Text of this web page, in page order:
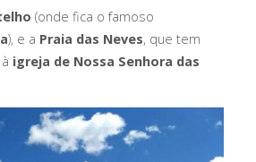
(onde fica o famoso
), e a Praia das Neves, que tem
igreja de Nossa Senhora das